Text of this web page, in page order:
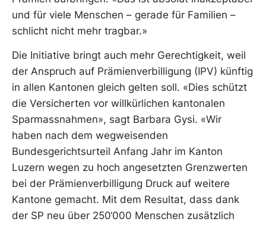
und für viele Menschen – gerade für Familien –
schlicht nicht mehr tragbar.»
Die Initiative bringt auch mehr Gerechtigkeit, weil
der Anspruch auf Prämienverbilligung (IPV) künftig
in allen Kantonen gleich gelten soll. «Dies schützt
die Versicherten vor willkürlichen kantonalen
Sparmassnahmen», sagt Barbara Gysi. «Wir
haben nach dem wegweisenden
Bundesgerichtsurteil Anfang Jahr im Kanton
Luzern wegen zu hoch angesetzten Grenzwerten
bei der Prämienverbilligung Druck auf weitere
Kantone gemacht. Mit dem Resultat, dass dank
der SP neu über 250‘000 Menschen zusätzlich